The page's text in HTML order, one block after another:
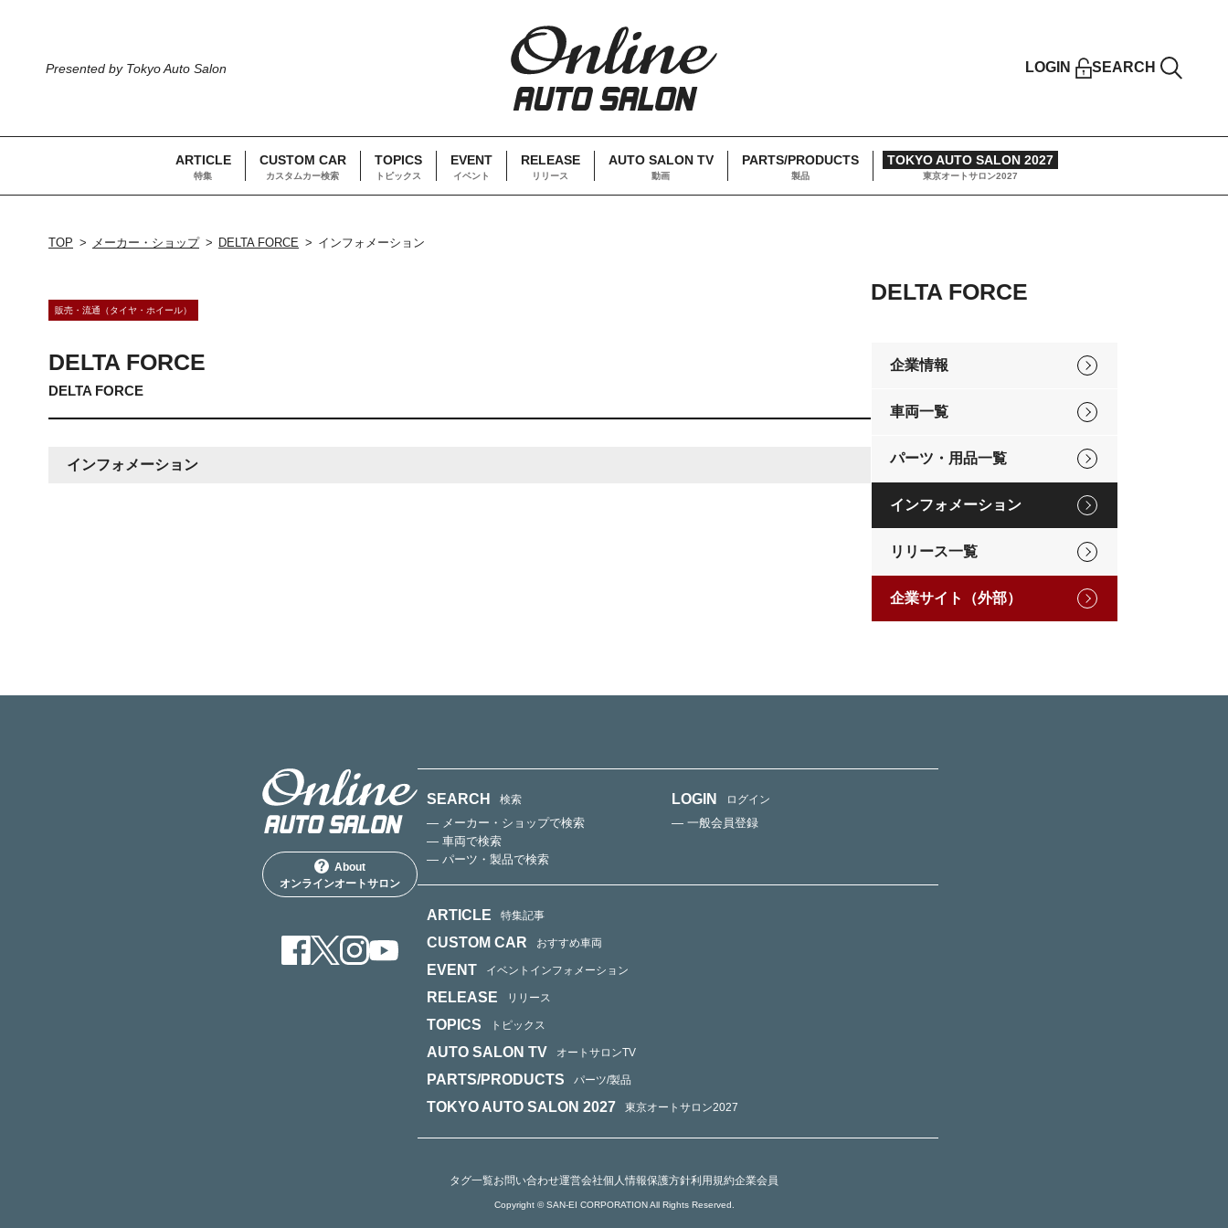
Presented by Tokyo Auto Salon LOGIN SEARCH
ARTICLE
特集
CUSTOM CAR
カスタムカー検索
TOPICS
トピックス
EVENT
イベント
RELEASE
リリース
AUTO SALON TV
動画
PARTS/PRODUCTS
製品
TOKYO AUTO SALON 2027
東京オートサロン2027
TOP メーカー・ショップ DELTA FORCE インフォメーション
販売・流通（タイヤ・ホイール）
DELTA FORCE
DELTA FORCE
インフォメーション
DELTA FORCE
企業情報
車両一覧
パーツ・用品一覧
インフォメーション
リリース一覧
企業サイト（外部）
About
オンラインオートサロン
SEARCH 検索
— メーカー・ショップで検索
— 車両で検索
— パーツ・製品で検索
LOGIN ログイン
— 一般会員登録
ARTICLE 特集記事
CUSTOM CAR おすすめ車両
EVENT イベントインフォメーション
RELEASE リリース
TOPICS トピックス
AUTO SALON TV オートサロンTV
PARTS/PRODUCTS パーツ/製品
TOKYO AUTO SALON 2027 東京オートサロン2027
タグ一覧お問い合わせ運営会社個人情報保護方針利用規約企業会員
Copyright © SAN-EI CORPORATION All Rights Reserved.